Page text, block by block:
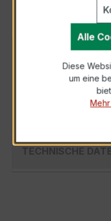
Der EASKD 31.8
kompakter,
TECHNISCHE
Alle
Diese
um eine